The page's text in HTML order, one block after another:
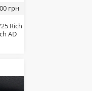
грн
Rich
AD